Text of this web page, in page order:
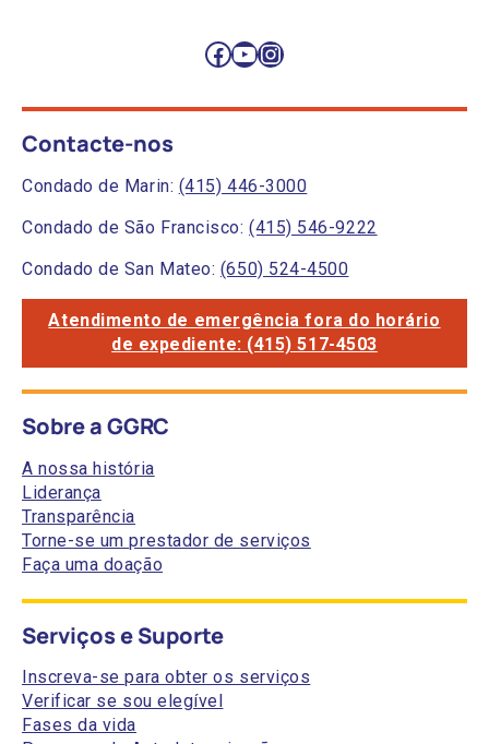
Facebook
YouTube
Instagram
Contacte-nos
Condado de Marin: (415) 446-3000
Condado de São Francisco:(415) 546-9222
Condado de San Mateo: (650) 524-4500
Atendimento de emergência fora do horário
de expediente: (415) 517-4503
Sobre a GGRC
A nossa história
Liderança
Transparência
Torne-se um prestador de serviços
Faça uma doação
Serviços e Suporte
Inscreva-se para obter os serviços
Verificar se sou elegível
Fases da vida